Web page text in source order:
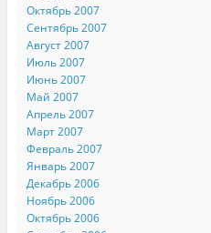
Октябрь 2007
Сентябрь 2007
Август 2007
Июль 2007
Июнь 2007
Май 2007
Апрель 2007
Март 2007
Февраль 2007
Январь 2007
Декабрь 2006
Ноябрь 2006
Октябрь 2006